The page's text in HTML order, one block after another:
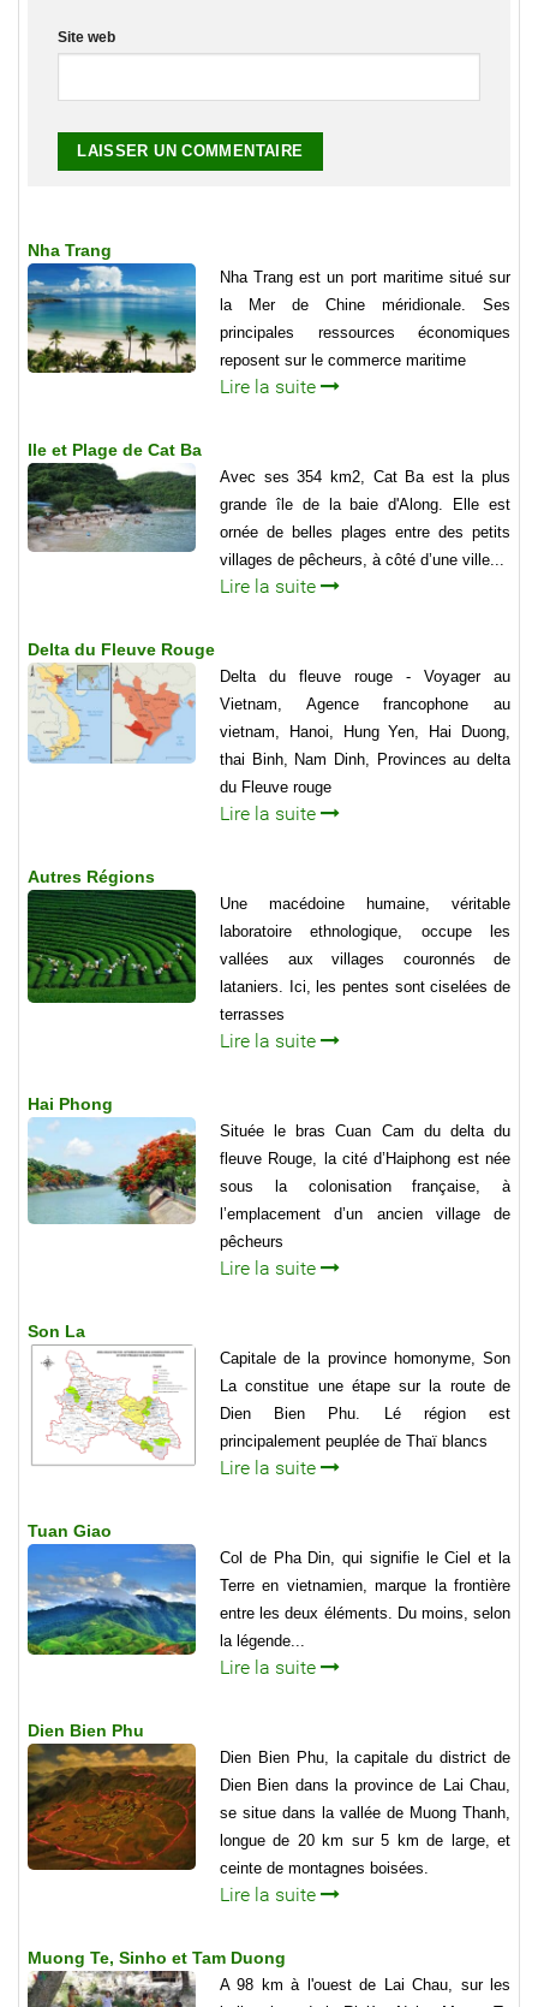
Site web
Nha Trang
Nha Trang est un port maritime situé sur
la Mer de Chine méridionale. Ses
principales ressources économiques
reposent sur le commerce maritime
Lire la suite
Ile et Plage de Cat Ba
Avec ses 354 km2, Cat Ba est la plus
grande île de la baie d'Along. Elle est
ornée de belles plages entre des petits
villages de pêcheurs, à côté d’une ville...
Lire la suite
Delta du Fleuve Rouge
Delta du fleuve rouge - Voyager au
Vietnam, Agence francophone au
vietnam, Hanoi, Hung Yen, Hai Duong,
thai Binh, Nam Dinh, Provinces au delta
du Fleuve rouge
Lire la suite
Autres Régions
Une macédoine humaine, véritable
laboratoire ethnologique, occupe les
vallées aux villages couronnés de
lataniers. Ici, les pentes sont ciselées de
terrasses
Lire la suite
Hai Phong
Située le bras Cuan Cam du delta du
fleuve Rouge, la cité d’Haiphong est née
sous la colonisation française, à
l’emplacement d’un ancien village de
pêcheurs
Lire la suite
Son La
Capitale de la province homonyme, Son
La constitue une étape sur la route de
Dien Bien Phu. Lé région est
principalement peuplée de Thaï blancs
Lire la suite
Tuan Giao
Col de Pha Din, qui signifie le Ciel et la
Terre en vietnamien, marque la frontière
entre les deux éléments. Du moins, selon
la légende...
Lire la suite
Dien Bien Phu
Dien Bien Phu, la capitale du district de
Dien Bien dans la province de Lai Chau,
se situe dans la val­lée de Muong Thanh,
longue de 20 km sur 5 km de large, et
ceinte de montagnes boisées.
Lire la suite
Muong Te, Sinho et Tam Duong
A 98 km à l'ouest de Lai Chau, sur les